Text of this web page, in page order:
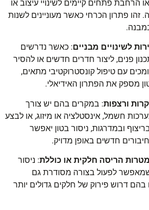
הרחבת פתחים קיימים לשינויי עיצוב או
זהו פתרון הכרחי כאשר מעוניינים לשנות
לשינויים מבניים: כאשר נדרשים
פנים, ליצור חדרים חדשים או להסיר
עם טיפול קונסטרוקטיבי מתאים,
מספק את הפתרון האידיאלי.
ורצפות: במקרים בהם יש צורך
חשמל, אינסטלציה או מיזוג, או לבצע
בריצוף ובמדרגות, ניסור בטון יאפשר
חדשים באופן מדויק.
הריסה חלקית או כוללת: ניסור
לפעול בצורה מסודרת גם
דרוש פירוק של חלקים גדולים יותר